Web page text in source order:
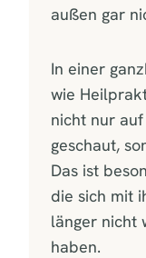
außen gar
In einer
wie
nicht nur
geschaut,
Das ist
die sich mit
länger nicht
haben.